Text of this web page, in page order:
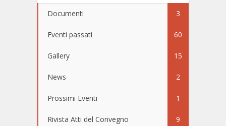
Documenti 3
Eventi passati 60
Gallery 15
News 2
Prossimi Eventi 1
Rivista Atti del Convegno 9